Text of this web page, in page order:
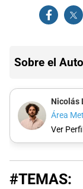
Sobre el
Nicolás
Área
Ver Perfil
#TEMAS: